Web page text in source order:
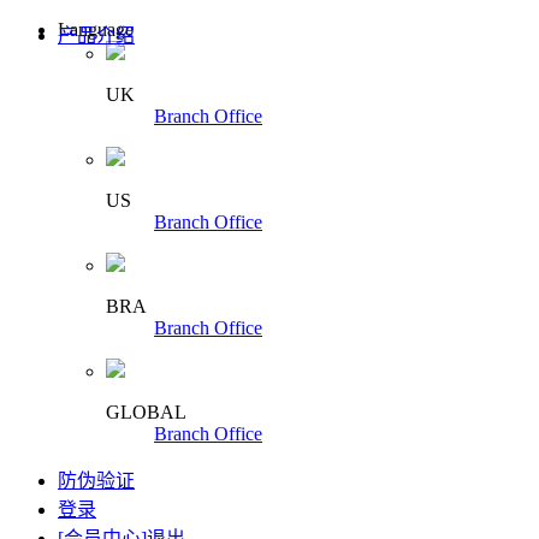
Language
UK
Branch Office
US
Branch Office
BRA
Branch Office
GLOBAL
Branch Office
防伪验证
登录
产品介绍